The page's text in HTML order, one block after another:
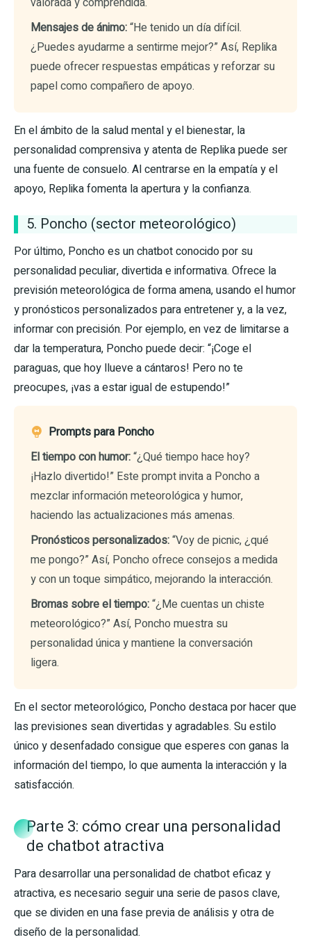
Mensajes de ánimo:“He tenido un día difícil.
¿Puedes ayudarme a sentirme mejor?” Así, Replika
puede ofrecer respuestas empáticas y reforzar su
papel como compañero de apoyo.
En el ámbito de la salud mental y el bienestar, la
personalidad comprensiva y atenta de Replika puede ser
una fuente de consuelo. Al centrarse en la empatía y el
apoyo, Replika fomenta la apertura y la confianza.
5. Poncho (sector meteorológico)
Por último, Poncho es un chatbot conocido por su
personalidad peculiar, divertida e informativa. Ofrece la
previsión meteorológica de forma amena, usando el humor
y pronósticos personalizados para entretener y, a la vez,
informar con precisión. Por ejemplo, en vez de limitarse a
dar la temperatura, Poncho puede decir: “¡Coge el
paraguas, que hoy llueve a cántaros! Pero no te
preocupes, ¡vas a estar igual de estupendo!”
Prompts para Poncho
El tiempo con humor:“¿Qué tiempo hace hoy?
¡Hazlo divertido!” Este prompt invita a Poncho a
mezclar información meteorológica y humor,
haciendo las actualizaciones más amenas.
Pronósticos personalizados:“Voy de picnic, ¿qué
me pongo?” Así, Poncho ofrece consejos a medida
y con un toque simpático, mejorando la interacción.
Bromas sobre el tiempo:“¿Me cuentas un chiste
meteorológico?” Así, Poncho muestra su
personalidad única y mantiene la conversación
ligera.
En el sector meteorológico, Poncho destaca por hacer que
las previsiones sean divertidas y agradables. Su estilo
único y desenfadado consigue que esperes con ganas la
información del tiempo, lo que aumenta la interacción y la
satisfacción.
Parte 3: cómo crear una personalidad
de chatbot atractiva
Para desarrollar una personalidad de chatbot eficaz y
atractiva, es necesario seguir una serie de pasos clave,
que se dividen en una fase previa de análisis y otra de
diseño de la personalidad.